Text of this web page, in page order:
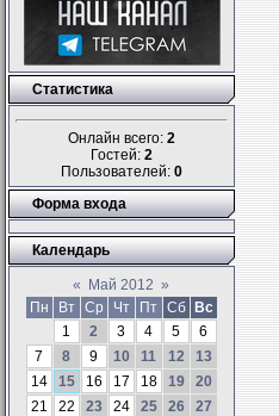
Статистика
Онлайн всего: 2
Гостей: 2
Пользователей: 0
Форма входа
Календарь
« Май 2012 »
Пн
Вт Ср Чт Пт Сб
Вс
1
2 3 4 5
6
7
8 9 10 11 12
13
14
15 16 17 18 19
20
21
22 23 24 25 26
27